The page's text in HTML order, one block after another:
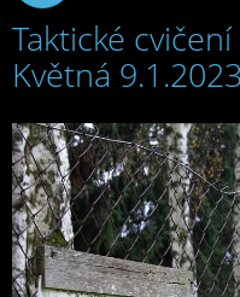
2023
Taktické
Květná 9.1.2023